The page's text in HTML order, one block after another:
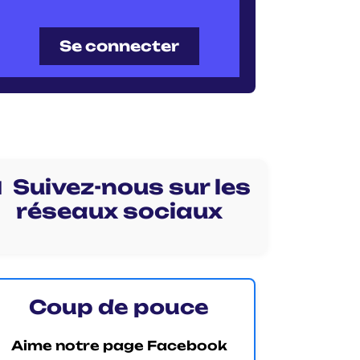
Se connecter
Suivez-nous sur les
réseaux sociaux
Coup de pouce
Aime notre page Facebook